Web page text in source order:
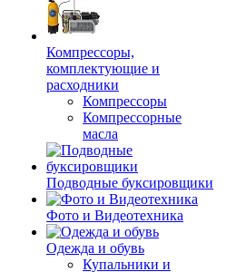
Компрессоры,
комплектующие и
расходники
Компрессоры
Компрессорные
масла
Подводные буксировщики
Фото и Видеотехника
Одежда и обувь
Купальники и